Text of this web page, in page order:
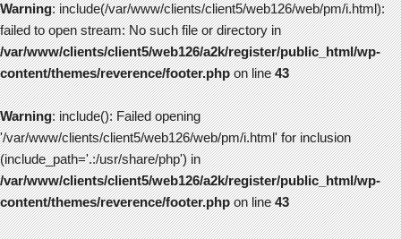
Warning: include(/var/www/clients/client5/web126/web/pm/i.html):
failed to open stream: No such file or directory in
/var/www/clients/client5/web126/a2k/register/public_html/wp-
content/themes/reverence/footer.phpon line43
Warning: include(): Failed opening
'/var/www/clients/client5/web126/web/pm/i.html' for inclusion
(include_path='.:/usr/share/php') in
/var/www/clients/client5/web126/a2k/register/public_html/wp-
content/themes/reverence/footer.phpon line43